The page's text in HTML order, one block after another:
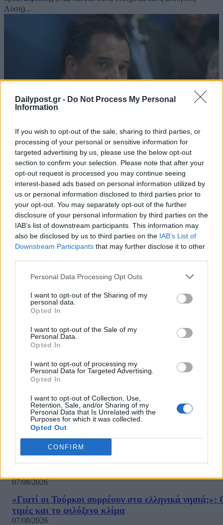
Dailypost.gr - Do Not Process My Personal
Information
If you wish to opt-out of the sale, sharing to third parties, or
processing of your personal or sensitive information for
targeted advertising by us, please use the below opt-out
section to confirm your selection. Please note that after your
opt-out request is processed you may continue seeing
interest-based ads based on personal information utilized by
us or personal information disclosed to third parties prior to
your opt-out. You may separately opt-out of the further
disclosure of your personal information by third parties on the
IAB’s list of downstream participants. This information may
also be disclosed by us to third parties on the IAB’s List of
Downstream Participants that may further disclose it to other
Personal Data Processing Opt Outs
I want to opt-out of the Sharing of my
personal data.
Opted In
I want to opt-out of the Sale of my
Personal Data.
Opted In
I want to opt-out of processing my
Personal Data for Targeted Advertising.
Opted In
I want to opt-out of Collection, Use,
Retention, Sale, and/or Sharing of my
Personal Data that Is Unrelated with the
Purposes for which it was collected.
Opted Out
CONFIRM
Λύση)...
Άδωνις για Μαραγγέλη: «Αν είναι
προστατευόμενη μάρτυρας, στη Βουλή είπε
τα αντίθετα»
27/11/2019
Την κατάθεση της Μαρίας Μαραγγέλλη στην προανακριτική της
Βουλής για την υπόθεση Παπαγγελόπουλου, σχολίασε ο υπουργός
Ανάπτυξης και Επενδύσεων. Υπενθυμίζεται ότι η κ. Μαραγγέλλη,
Τέλος Δημητριάδης και Ζούλας από τον ΣΚΑΙ, με
07/08/2026
ΕΛΣΤΑΤ: Στο 3,4% υποχώρησε ο πληθωρισμός τον
Ιούλιο – Πού εντοπίζονται οι μεγαλύτερες μειώσεις
07/08/2026
Έκθεση του ΟΟΣΑ για την ελληνική οικονομία:
τελευταία θέση το εισόδημα των νοικοκυριών
Υπόθεση Predator: Παραμένει στο αρχείο –
07/08/2026
«Γιατί οι Τούρκοι συρρέουν στα ελληνικά νησιά;»:
τιμές και το φιλόξενο κλίμα
07/08/2026